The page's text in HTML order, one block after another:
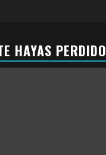
HAYAS PERDIDO